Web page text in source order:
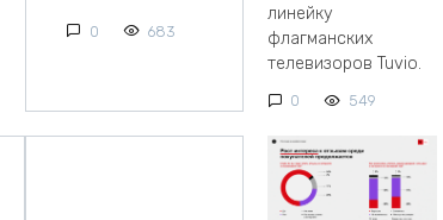
0 683
линейку
флагманских
телевизоров Tuvio.
0 549